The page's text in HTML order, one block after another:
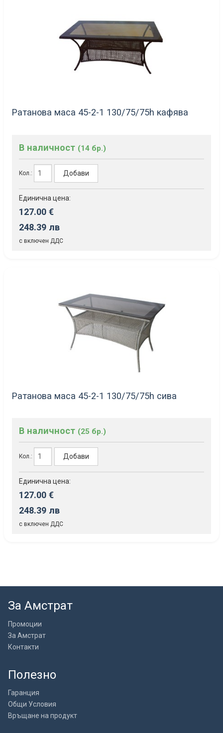
Ратанова маса 45-2-1 130/75/75h кафява
В наличност (14 бр.)
Кол.: Добави
Единична цена:
127.00 €
248.39 лв
с включен ДДС
Ратанова маса 45-2-1 130/75/75h сива
В наличност (25 бр.)
Кол.: Добави
Единична цена:
127.00 €
248.39 лв
с включен ДДС
За Амстрат
Промоции
За Амстрат
Контакти
Полезно
Гаранция
Общи Условия
Връщане на продукт